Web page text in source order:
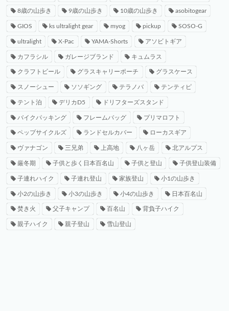
8歳の山歩き 9歳の山歩き 10歳の山歩き asobitogear
GIOS ks ultralight gear myog pickup SOSO-G
ultralight X-Pac YAMA-Shorts アソビトギア
カフラシル ガレージブランド キュムラス
クラフトビール グラスキャリーポーチ グラスケース
スノーシュー ソソギング テラノバ テンティピ
テント泊 デリカD5 ドリフターズスタンド
バイクパッキング フレームバッグ プリマロフト
ペップサイクルズ ランドセルカバー ローカスギア
ヴァナゴン 三兄弟 上高地 八ヶ岳 北アルプス
厳冬期 子供と歩く日本百名山 子供と登山 子供登山装備
子連れハイク 子連れ登山 家族登山 小1の山歩き
小2の山歩き 小3の山歩き 小4の山歩き 日本百名山
焚き火 父子キャンプ 百名山 背負子ハイク
親子ハイク 親子登山 雪山登山